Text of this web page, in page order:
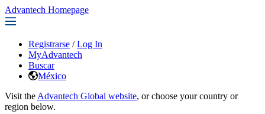
Advantech Homepage
Registrarse / Log In
MyAdvantech
Buscar
México
Visit the Advantech Global website, or choose your country or
region below.